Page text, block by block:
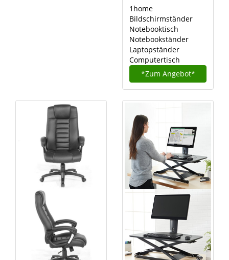
1home
Bildschirmständer
Notebooktisch
Notebookständer
Laptopständer
Computertisch
*Zum Angebot*